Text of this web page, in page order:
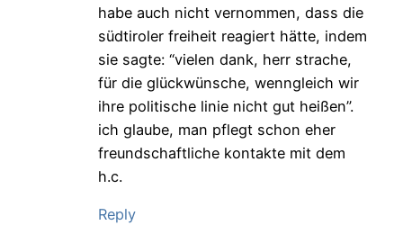
habe auch nicht vernommen, dass die
südtiroler freiheit reagiert hätte, indem
sie sagte: “vielen dank, herr strache,
für die glückwünsche, wenngleich wir
ihre politische linie nicht gut heißen”.
ich glaube, man pflegt schon eher
freundschaftliche kontakte mit dem
h.c.
Reply